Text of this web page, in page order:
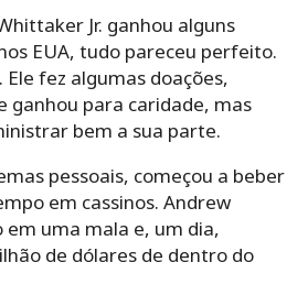
Jr. ganhou alguns
EUA, tudo pareceu perfeito.
fez algumas doações,
ganhou para caridade, mas
bem a sua parte.
pessoais, começou a beber
em cassinos. Andrew
em uma mala e, um dia,
de dólares de dentro do